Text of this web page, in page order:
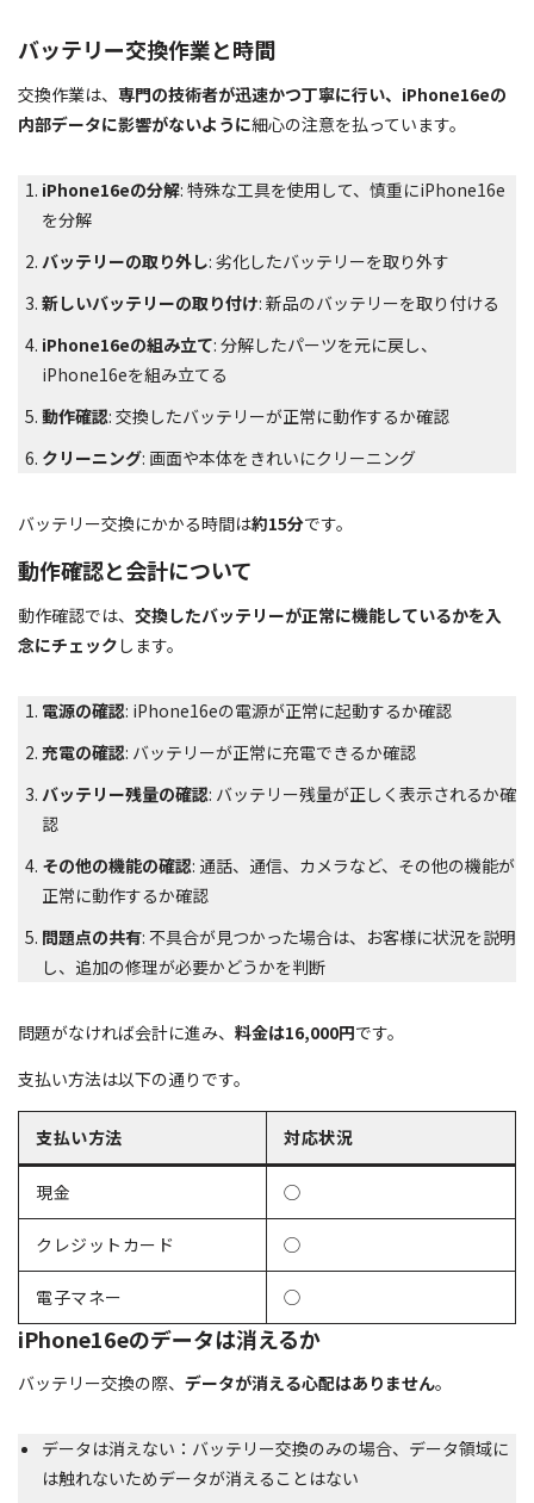
バッテリー交換作業と時間
交換作業は、 専門の技術者が迅速かつ丁寧に行い、iPhone16eの
内部データに影響がないように細心の注意を払っています。
iPhone16eの分解: 特殊な工具を使用して、慎重にiPhone16e
を分解
バッテリーの取り外し: 劣化したバッテリーを取り外す
新しいバッテリーの取り付け: 新品のバッテリーを取り付ける
iPhone16eの組み立て: 分解したパーツを元に戻し、
iPhone16eを組み立てる
動作確認: 交換したバッテリーが正常に動作するか確認
クリーニング: 画面や本体をきれいにクリーニング
バッテリー交換にかかる時間は約15分です。
動作確認と会計について
動作確認では、 交換したバッテリーが正常に機能しているかを入
念にチェック します。
電源の確認: iPhone16eの電源が正常に起動するか確認
充電の確認: バッテリーが正常に充電できるか確認
バッテリー残量の確認: バッテリー残量が正しく表示されるか確
認
その他の機能の確認: 通話、通信、カメラなど、その他の機能が
正常に動作するか確認
問題点の共有: 不具合が見つかった場合は、お客様に状況を説明
し、追加の修理が必要かどうかを判断
問題がなければ会計に進み、 料金は16,000円です。
支払い方法は以下の通りです。
支払い方法 対応状況
現金 ◯
クレジットカード ◯
電子マネー ◯
iPhone16eのデータは消えるか
バッテリー交換の際、 データが消える心配はありません。
データは消えない：バッテリー交換のみの場合、データ領域に
は触れないためデータが消えることはない